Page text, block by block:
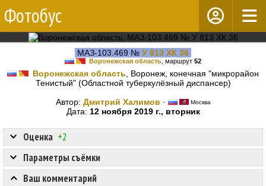
Фотобус
МАЗ-103.469 № У 813 ХК 36
Воронежская область , маршрут 52
Воронежская область , Воронеж, конечная "микрорайон
Тенистый" (Областной туберкулёзный диспансер)
Автор: Дмитрий Халимов · Москва
Дата: 12 ноября 2019 г., вторник
Оценка +2
Параметры съёмки
Ваш комментарий